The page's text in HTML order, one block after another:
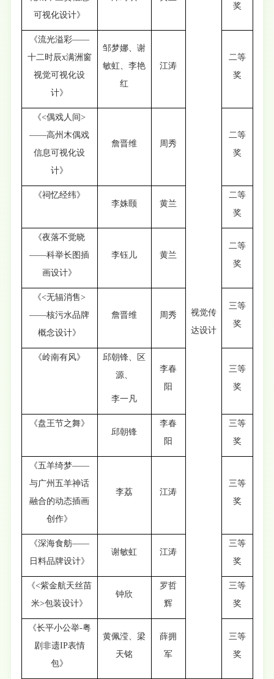
可视化设计》
视觉传
达设计
奖
《流光溢彩——
十二时辰x满洲窗
视觉可视化设
计》
邹梦娜、谢
敏虹、李艳
红
江涛
二等
奖
《<偶戏人间>
——高州木偶戏
信息可视化设
计》
詹晋维 周秀
二等
奖
《祠忆经纬》
李姝颐
黄兰
二等
奖
《夜落不觉晓
——科举长图插
画设计》
李钰儿 黄兰
二等
奖
《<无辐消售>
——核污水品牌
概念设计》
詹晋维 周秀
三等
奖
《岭南有风》
邱朝锋、区
源、
李一凡
李春
阳
三等
奖
《盘王节之舞》
邱朝锋
李春
阳
三等
奖
《五羊绮梦——
与广州五羊神话
融合的动态插画
创作》
李荔 江涛
三等
奖
《深海食舫——
日料品牌设计》
谢敏虹 江涛
三等
奖
《<紫金航天丝苗
米>包装设计》
钟欣
罗哲
辉
三等
奖
《长平小公举-粤
剧非遗IP表情
包》
黄佩滢、梁
天铭
薛拥
军
三等
奖